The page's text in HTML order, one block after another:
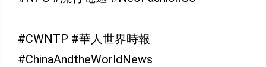
#CWNTP #華人世界時報
#ChinaAndtheWorldNews